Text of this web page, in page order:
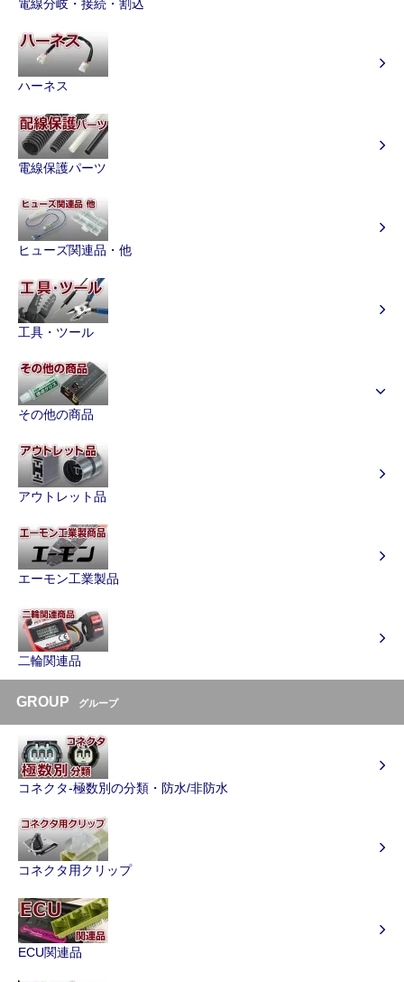
電線分岐・接続・割込
ハーネス
電線保護パーツ
ヒューズ関連品・他
工具・ツール
その他の商品
アウトレット品
エーモン工業製品
二輪関連品
GROUP グループ
コネクタ-極数別の分類・防水/非防水
コネクタ用クリップ
ECU関連品